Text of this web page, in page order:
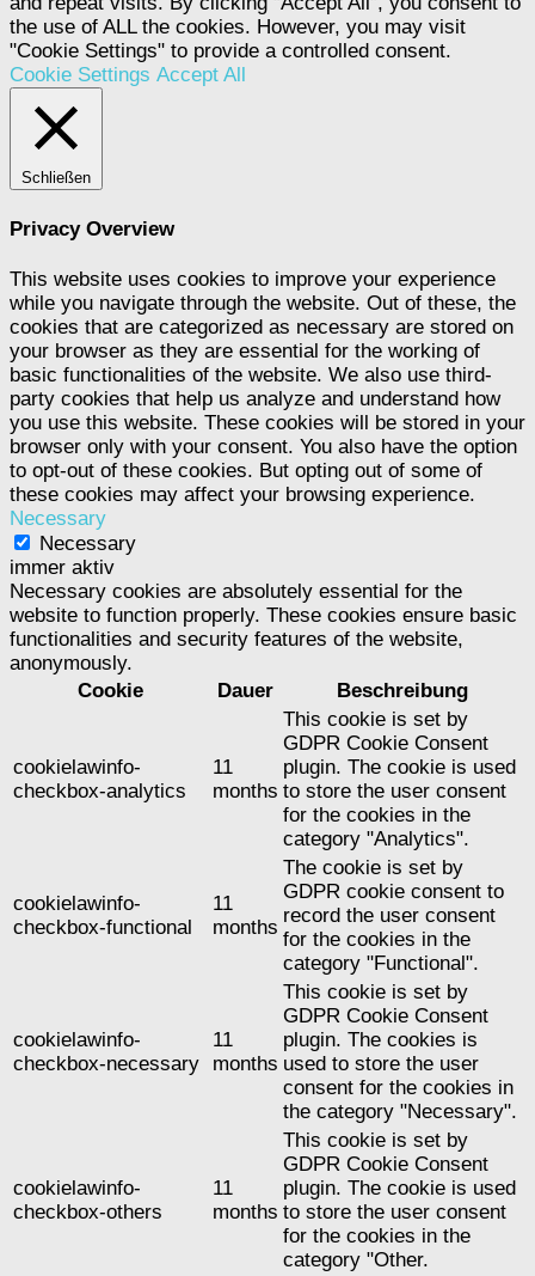
the use of ALL the cookies. However, you may visit
"Cookie Settings" to provide a controlled consent.
Cookie Settings Accept All
Schließen
Privacy Overview
This website uses cookies to improve your experience
while you navigate through the website. Out of these, the
cookies that are categorized as necessary are stored on
your browser as they are essential for the working of
basic functionalities of the website. We also use third-
party cookies that help us analyze and understand how
you use this website. These cookies will be stored in your
browser only with your consent. You also have the option
to opt-out of these cookies. But opting out of some of
these cookies may affect your browsing experience.
Necessary
Necessary
immer aktiv
Necessary cookies are absolutely essential for the
website to function properly. These cookies ensure basic
functionalities and security features of the website,
anonymously.
Cookie
Dauer Beschreibung
cookielawinfo-
checkbox-analytics
11
months
This cookie is set by
GDPR Cookie Consent
plugin. The cookie is used
to store the user consent
for the cookies in the
category "Analytics".
cookielawinfo-
checkbox-functional
11
months
The cookie is set by
GDPR cookie consent to
record the user consent
for the cookies in the
category "Functional".
cookielawinfo-
checkbox-necessary
11
months
This cookie is set by
GDPR Cookie Consent
plugin. The cookies is
used to store the user
consent for the cookies in
the category "Necessary".
cookielawinfo-
checkbox-others
11
months
This cookie is set by
GDPR Cookie Consent
plugin. The cookie is used
to store the user consent
for the cookies in the
category "Other.